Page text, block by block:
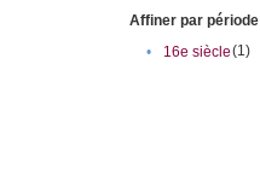
Affiner par période
•
16e siècle(1)